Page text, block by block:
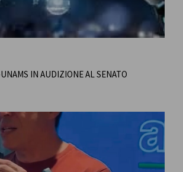
IN AUDIZIONE AL SENATO